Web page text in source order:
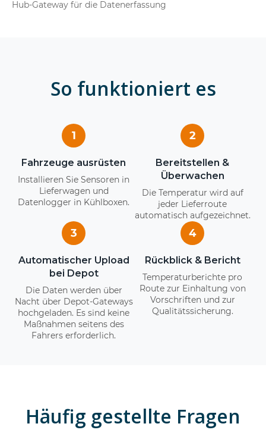
Hub-Gateway für die Datenerfassung
So funktioniert es
1
Fahrzeuge ausrüsten
Installieren Sie Sensoren in
Lieferwagen und
Datenlogger in Kühlboxen.
2
Bereitstellen &
Überwachen
Die Temperatur wird auf
jeder Lieferroute
automatisch aufgezeichnet.
3
Automatischer Upload
bei Depot
Die Daten werden über
Nacht über Depot-Gateways
hochgeladen. Es sind keine
Maßnahmen seitens des
Fahrers erforderlich.
4
Rückblick & Bericht
Temperaturberichte pro
Route zur Einhaltung von
Vorschriften und zur
Qualitätssicherung.
Häufig gestellte Fragen